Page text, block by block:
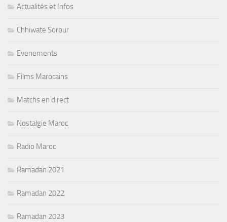
Actualités et Infos
Chhiwate Sorour
Evenements
Films Marocains
Matchs en direct
Nostalgie Maroc
Radio Maroc
Ramadan 2021
Ramadan 2022
Ramadan 2023